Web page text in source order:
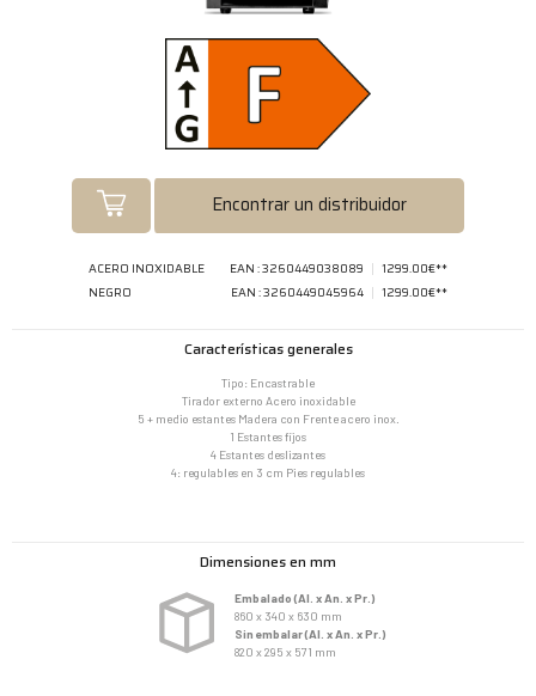
Encontrar un distribuidor
ACERO INOXIDABLE EAN : 3260449038089
1299.00€**
NEGRO
EAN : 3260449045964 1299.00€**
Características generales
Tipo: Encastrable
Tirador externo Acero inoxidable
5 + medio estantes Madera con Frente acero inox.
1 Estantes fijos
4 Estantes deslizantes
4: regulables en 3 cm Pies regulables
Dimensiones en mm
Embalado (Al. x An. x Pr.)
860 x 340 x 630 mm
Sin embalar (Al. x An. x Pr.)
820 x 295 x 571 mm